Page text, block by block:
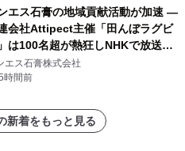
エス石膏の地域貢献活動が加速 ―
会社Attipect主催「田んぼラグビ
は100名超が熱狂しNHKで放送さ
した。
エス石膏株式会社
時間前
新着をもっと見る